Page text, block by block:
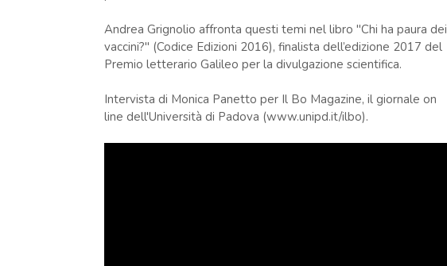
Andrea Grignolio affronta questi temi nel libro "Chi ha paura dei
vaccini?" (Codice Edizioni 2016), finalista dell’edizione 2017 del
Premio letterario Galileo per la divulgazione scientifica.
Intervista di Monica Panetto per Il Bo Magazine, il giornale on
line dell'Università di Padova (www.unipd.it/ilbo).